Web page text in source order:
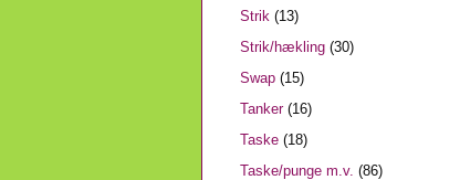
Strik (13)
Strik/hækling (30)
Swap (15)
Tanker (16)
Taske (18)
Taske/punge m.v. (86)